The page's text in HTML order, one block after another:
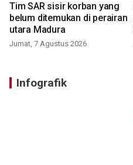
Tim SAR sisir korban yang
belum ditemukan di perairan
utara Madura
Jumat, 7 Agustus 2026
Infografik